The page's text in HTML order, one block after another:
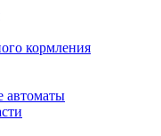
кормления
автоматы